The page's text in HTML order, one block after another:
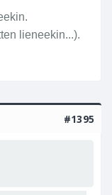
lieneekin...).
#1395